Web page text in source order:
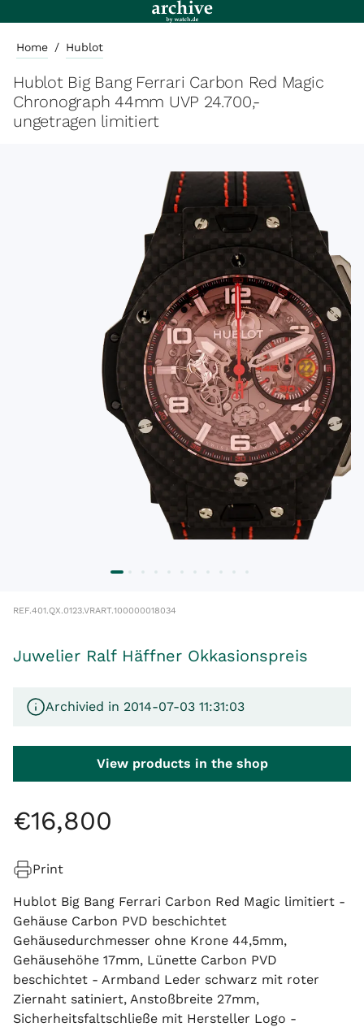
Home / Hublot
Hublot Big Bang Ferrari Carbon Red Magic
Chronograph 44mm UVP 24.700,-
ungetragen limitiert
REF.401.QX.0123.VRART.100000018034
Juwelier Ralf Häffner Okkasionspreis
Archivied in 2014-07-03 11:31:03
View products in the shop
€16,800
Print
Hublot Big Bang Ferrari Carbon Red Magic limitiert -
Gehäuse Carbon PVD beschichtet
Gehäusedurchmesser ohne Krone 44,5mm,
Gehäusehöhe 17mm, Lünette Carbon PVD
beschichtet - Armband Leder schwarz mit roter
Ziernaht satiniert, Anstoßbreite 27mm,
Sicherheitsfaltschließe mit Hersteller Logo -